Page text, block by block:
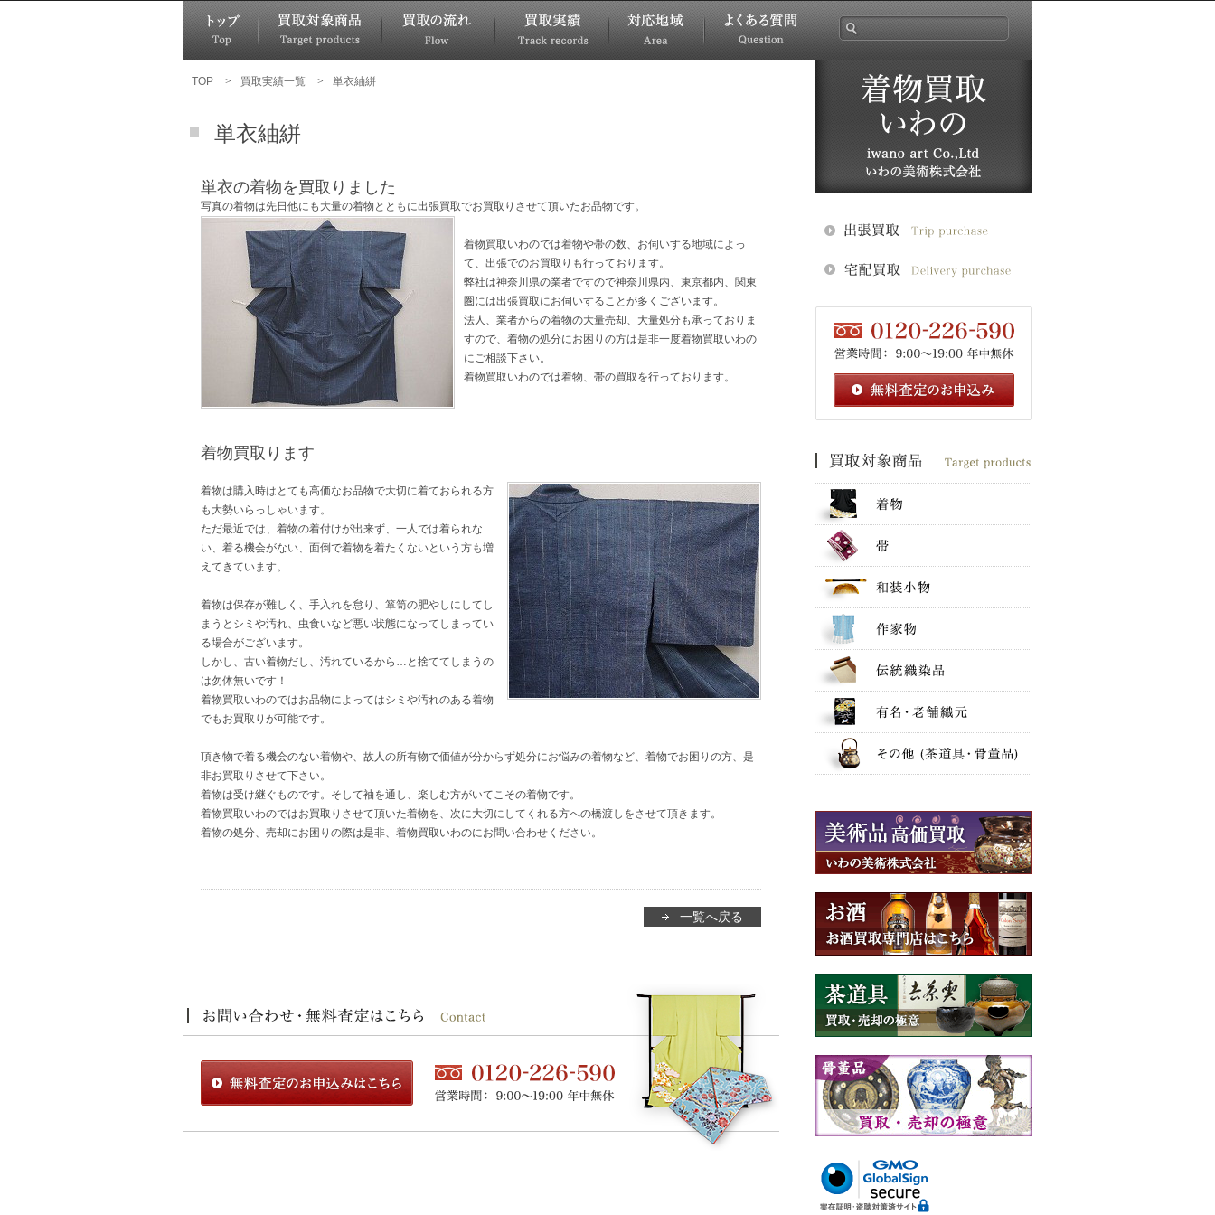
TOP > 買取実績一覧 > 単衣紬絣
単衣紬絣
単衣の着物を買取りました
写真の着物は先日他にも大量の着物とともに出張買取でお買取りさせて頂いたお品物です。
着物買取いわのでは着物や帯の数、お伺いする地域によっ
て、出張でのお買取りも行っております。
弊社は神奈川県の業者ですので神奈川県内、東京都内、関東
圏には出張買取にお伺いすることが多くございます。
法人、業者からの着物の大量売却、大量処分も承っておりま
すので、着物の処分にお困りの方は是非一度着物買取いわの
にご相談下さい。
着物買取いわのでは着物、帯の買取を行っております。
着物買取ります
着物は購入時はとても高価なお品物で大切に着ておられる方
も大勢いらっしゃいます。
ただ最近では、着物の着付けが出来ず、一人では着られな
い、着る機会がない、面倒で着物を着たくないという方も増
えてきています。
着物は保存が難しく、手入れを怠り、箪笥の肥やしにしてし
まうとシミや汚れ、虫食いなど悪い状態になってしまってい
る場合がございます。
しかし、古い着物だし、汚れているから…と捨ててしまうの
は勿体無いです！
着物買取いわのではお品物によってはシミや汚れのある着物
でもお買取りが可能です。
頂き物で着る機会のない着物や、故人の所有物で価値が分からず処分にお悩みの着物など、着物でお困りの方、是
非お買取りさせて下さい。
着物は受け継ぐものです。そして袖を通し、楽しむ方がいてこその着物です。
着物買取いわのではお買取りさせて頂いた着物を、次に大切にしてくれる方への橋渡しをさせて頂きます。
着物の処分、売却にお困りの際は是非、着物買取いわのにお問い合わせください。
一覧へ戻る